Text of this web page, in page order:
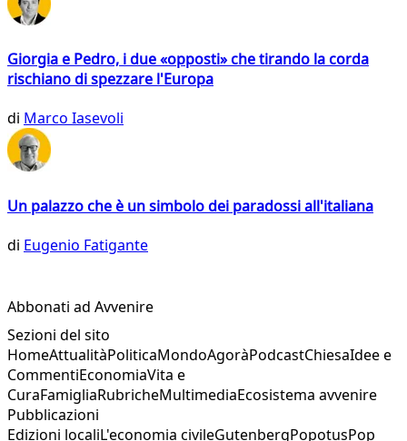
Giorgia e Pedro, i due «opposti» che tirando la corda
rischiano di spezzare l'Europa
di Marco Iasevoli
Un palazzo che è un simbolo dei paradossi all'italiana
di Eugenio Fatigante
Abbonati ad Avvenire
Sezioni del sito
HomeAttualitàPoliticaMondoAgoràPodcastChiesaIdee e
CommentiEconomiaVita e
CuraFamigliaRubricheMultimediaEcosistema avvenire
Pubblicazioni
Edizioni localiL'economia civileGutenbergPopotusPop